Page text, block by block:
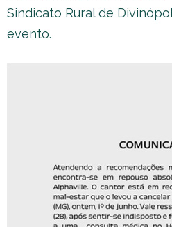
Sindicato Rural de
evento.